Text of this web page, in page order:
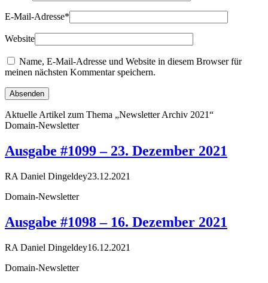
E-Mail-Adresse*
Website
Name, E-Mail-Adresse und Website in diesem Browser für
meinen nächsten Kommentar speichern.
Aktuelle Artikel zum Thema „Newsletter Archiv 2021“
Domain-Newsletter
Ausgabe #1099 – 23. Dezember 2021
RA Daniel Dingeldey23.12.2021
Domain-Newsletter
Ausgabe #1098 – 16. Dezember 2021
RA Daniel Dingeldey16.12.2021
Domain-Newsletter